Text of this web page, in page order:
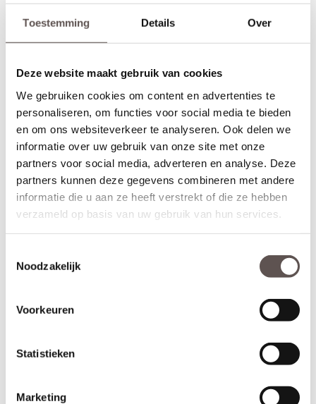
Toestemming Details Over
Deze website maakt gebruik van cookies
We gebruiken cookies om content en advertenties te
personaliseren, om functies voor social media te bieden
en om ons websiteverkeer te analyseren. Ook delen we
informatie over uw gebruik van onze site met onze
partners voor social media, adverteren en analyse. Deze
partners kunnen deze gegevens combineren met andere
informatie die u aan ze heeft verstrekt of die ze hebben
verzameld op basis van uw gebruik van hun services.
Noodzakelijk
Voorkeuren
Statistieken
Marketing
Zelf passend maken of op maat bestellen
10 mm in te korten. De garantie van 12 jaar blijft van kracht
binnen deze aangegeven marges.
Thuisbezorgd in slechts 4 werkdagen
* (Bewerkingen zoals een extra tochtvaldorpel verlengt de
levertijd met 3 werkdagen)
Kenmerken Austria Bright V1102 Blankglas
Materiaal: MDF
Afwerking: Grondverf RAL9010
Maatwerk mogelijk: Ja, 26 werkdagen levertijd
Inkortmogelijkheden stomp: Onderzijde 10 mm, zijstijlen en
bovendorpel 10 mm